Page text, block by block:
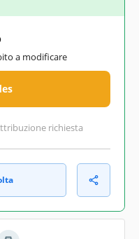
a modificare
richiesta